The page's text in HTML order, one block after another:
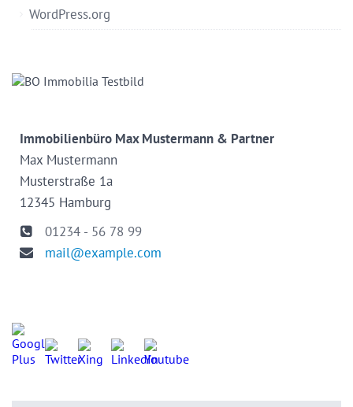
WordPress.org
Immobilienbüro Max Mustermann & Partner
Max Mustermann
Musterstraße 1a
12345 Hamburg
01234 - 56 78 99
mail@example.com